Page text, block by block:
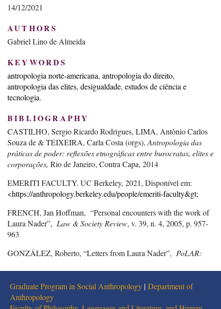
14/12/2021
AUTHORS
Gabriel Lino de Almeida
KEYWORDS
antropologia norte-americana antropologia do direito
antropologia das elites desigualdade estudos de ciência e
tecnologia
BIBLIOGRAPHY
CASTILHO, Sergio Ricardo Rodrigues, LIMA, Antônio Carlos
Souza de & TEIXEIRA, Carla Costa (orgs), Antropologia das
práticas de poder: reflexões etnográficas entre burocratas, elites e
corporações, Rio de Janeiro, Contra Capa, 2014
EMERITI FACULTY. UC Berkeley, 2021, Disponível em:
<https://anthropology.berkeley.edu/people/emeriti-faculty&gt;
FRENCH, Jan Hoffman, “Personal encounters with the work of
Laura Nader”, Law & Society Review, v. 39, n. 4, 2005, p. 957-
963
GONZÁLEZ, Roberto, “Letters from Laura Nader”, PoLAR:
<https://polarjournal.org/2021/05/16/letters-from-laura-nader/&gt;
GOODALE, Mark, “A life in the law: Laura Nader and the
future of legal anthropology”,
Law & Society Review, v. 39, n. 4,
Graduate Program in Social Anthropology | Department of
Anthropology